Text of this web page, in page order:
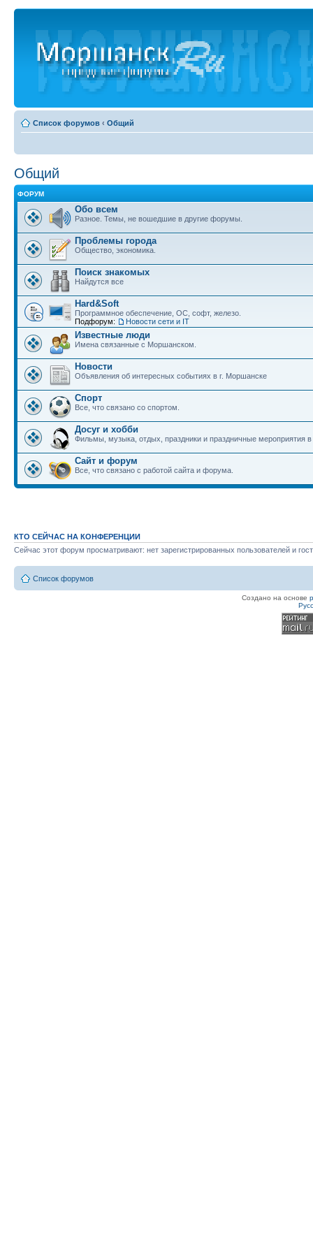
Список форумов ‹ Общий
Общий
ФОРУМ
Обо всем
Разное. Темы, не вошедшие в другие форумы.
Проблемы города
Общество, экономика.
Поиск знакомых
Найдутся все
Hard&Soft
Программное обеспечение, ОС, софт, железо.
Подфорум:
Новости сети и IT
Известные люди
Имена связанные с Моршанском.
Новости
Объявления об интересных событиях в г. Моршанске
Спорт
Все, что связано со спортом.
Досуг и хобби
Фильмы, музыка, отдых, праздники и праздничные мероприятия
Сайт и форум
Все, что связано с работой сайта и форума.
КТО СЕЙЧАС НА КОНФЕРЕНЦИИ
Сейчас этот форум просматривают: нет зарегистрированных пользователей и
Список форумов
Создано на основе